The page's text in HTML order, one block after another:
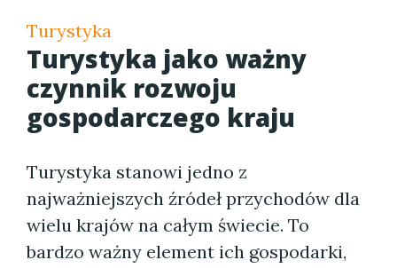
Turystyka
Turystyka jako ważny
czynnik rozwoju
gospodarczego kraju
Turystyka stanowi jedno z
najważniejszych źródeł przychodów dla
wielu krajów na całym świecie. To
bardzo ważny element ich gospodarki,